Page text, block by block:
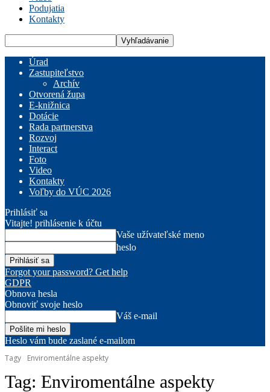
Podujatia
Kontakty
Úrad
Zastupiteľstvo
Archív
Otvorená župa
E-knižnica
Dotácie
Rada partnerstva
Rozvoj
Interact
Foto
Video
Kontakty
Voľby do VÚC 2026
Prihlásiť sa
Vitajte! prihlásenie k účtu
Vaše užívateľské meno
heslo
Forgot your password? Get help
GDPR
Obnova hesla
Obnoviť svoje heslo
Váš e-mail
Heslo vám bude zaslané e-mailom
Tagy
Enviromentálne aspekty
Tag: Enviromentálne aspekty